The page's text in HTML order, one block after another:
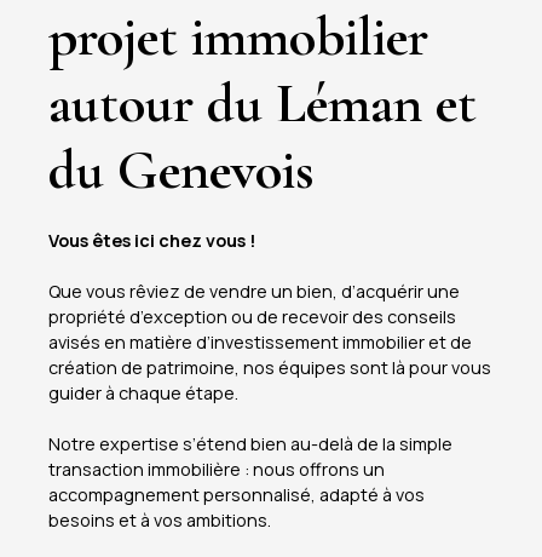
projet immobilier
autour du Léman et
du Genevois
Vous êtes ici chez vous !
Que vous rêviez de vendre un bien, d’acquérir une
propriété d’exception ou de recevoir des conseils
avisés en matière d’investissement immobilier et de
création de patrimoine, nos équipes sont là pour vous
guider à chaque étape.
Notre expertise s’étend bien au-delà de la simple
transaction immobilière : nous offrons un
accompagnement personnalisé, adapté à vos
besoins et à vos ambitions.